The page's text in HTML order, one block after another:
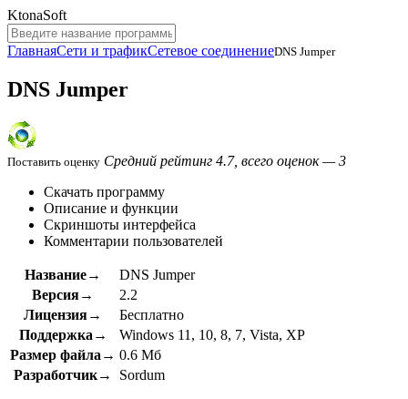
KtonaSoft
ГлавнаяСети и трафикСетевое соединениеDNS Jumper
DNS Jumper
Поставить оценку Средний рейтинг 4.7, всего оценок — 3
Скачать программу
Описание и функции
Скриншоты интерфейса
Комментарии пользователей
Название→
DNS Jumper
Версия→
2.2
Лицензия→
Бесплатно
Поддержка→
Windows 11, 10, 8, 7, Vista, XP
Размер файла→ 0.6 Мб
Разработчик→
Sordum